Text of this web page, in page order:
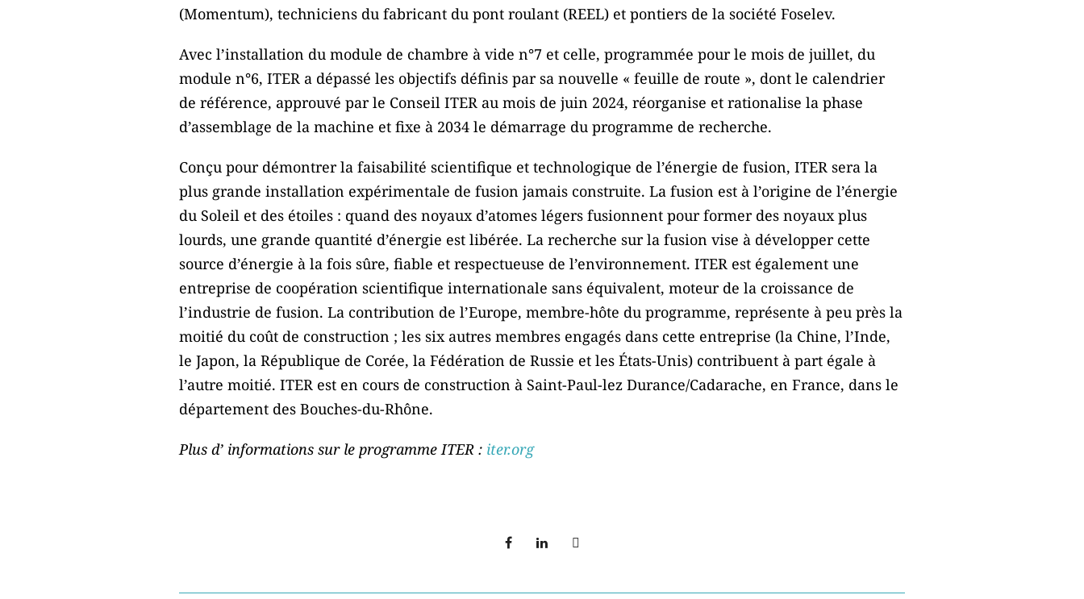
(Momentum), techniciens du fabricant du pont roulant (REEL) et pontiers de la société Foselev.
Avec l’installation du module de chambre à vide n°7 et celle, programmée pour le mois de juillet, du
module n°6, ITER a dépassé les objectifs définis par sa nouvelle « feuille de route », dont le calendrier
de référence, approuvé par le Conseil ITER au mois de juin 2024, réorganise et rationalise la phase
d’assemblage de la machine et fixe à 2034 le démarrage du programme de recherche.
Conçu pour démontrer la faisabilité scientifique et technologique de l’énergie de fusion, ITER sera la
plus grande installation expérimentale de fusion jamais construite. La fusion est à l’origine de l’énergie
du Soleil et des étoiles : quand des noyaux d’atomes légers fusionnent pour former des noyaux plus
lourds, une grande quantité d’énergie est libérée. La recherche sur la fusion vise à développer cette
source d’énergie à la fois sûre, fiable et respectueuse de l’environnement. ITER est également une
entreprise de coopération scientifique internationale sans équivalent, moteur de la croissance de
l’industrie de fusion. La contribution de l’Europe, membre-hôte du programme, représente à peu près la
moitié du coût de construction ; les six autres membres engagés dans cette entreprise (la Chine, l’Inde,
le Japon, la République de Corée, la Fédération de Russie et les États-Unis) contribuent à part égale à
l’autre moitié. ITER est en cours de construction à Saint-Paul-lez Durance/Cadarache, en France, dans le
département des Bouches-du-Rhône.
Plus d’ informations sur le programme ITER : iter.org